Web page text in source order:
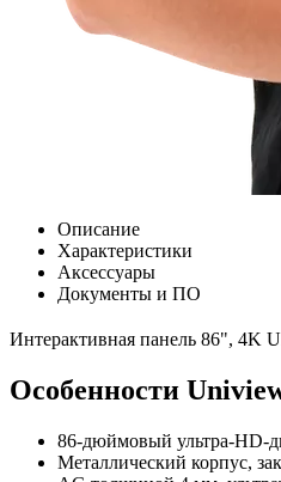
Описание
Характеристики
Аксессуары
Документы и ПО
Интерактивная панель 86", 4K
Особенности
86-дюймовый ультра-HD-
Металлический корпус,